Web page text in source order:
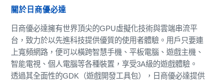
關於日商優必達
日商優必達擁有世界頂尖的GPU虛擬化技術與雲端串流平
台，致力於以先進科技提供優質的使用者體驗。用戶只要連
上寬頻網路，便可以橫跨智慧手機、平板電腦、遊戲主機、
智能電視、個人電腦等各種裝置，享受3A級的遊戲體驗。
透過其全面性的GDK（遊戲開發工具包），日商優必達提供